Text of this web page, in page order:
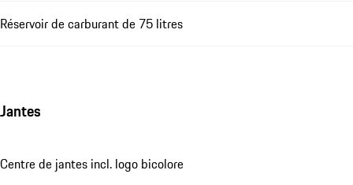
Réservoir de carburant de 75 litres
Jantes
Centre de jantes incl. logo bicolore